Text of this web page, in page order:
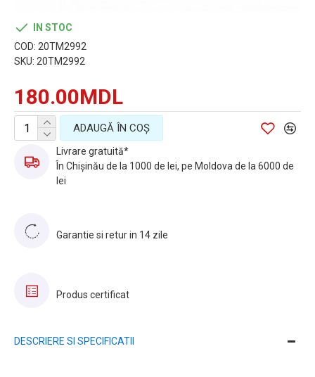
180.00MDL
IN STOC
COD: 20TM2992
SKU: 20TM2992
ADAUGĂ ÎN COŞ
Livrare gratuită*
În Chișinău de la 1000 de lei, pe Moldova de la 6000 de
lei
Garantie si retur in 14 zile
Produs certificat
DESCRIERE SI SPECIFICATII